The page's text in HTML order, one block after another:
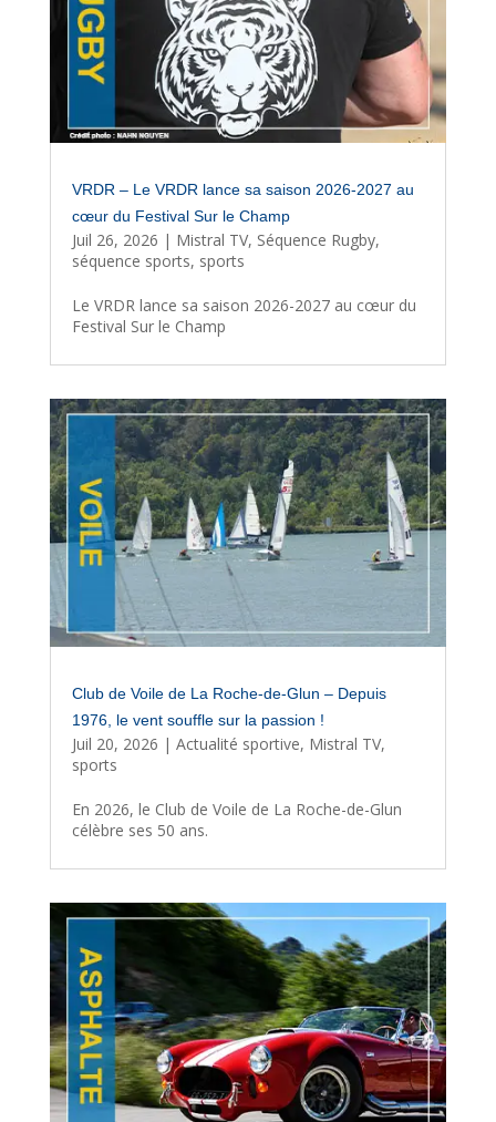
VRDR – Le VRDR lance sa saison 2026-2027 au
cœur du Festival Sur le Champ
Juil 26, 2026 | Mistral TV, Séquence Rugby,
séquence sports, sports
Le VRDR lance sa saison 2026-2027 au cœur du
Festival Sur le Champ
Club de Voile de La Roche-de-Glun – Depuis
1976, le vent souffle sur la passion !
Juil 20, 2026 | Actualité sportive, Mistral TV,
sports
En 2026, le Club de Voile de La Roche-de-Glun
célèbre ses 50 ans.